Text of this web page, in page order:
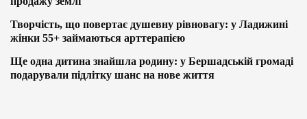
Творчість, що повертає душевну рівновагу: у Ладижині
жінки 55+ займаються арттерапією
Ще одна дитина знайшла родину: у Бершадській громаді
подарували підлітку шанс на нове життя